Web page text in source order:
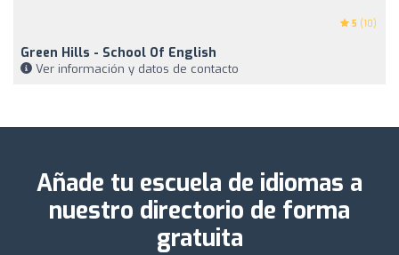
5 (10)
Green Hills - School Of English
Ver información y datos de contacto
Añade tu escuela de idiomas a
nuestro directorio de forma
gratuita